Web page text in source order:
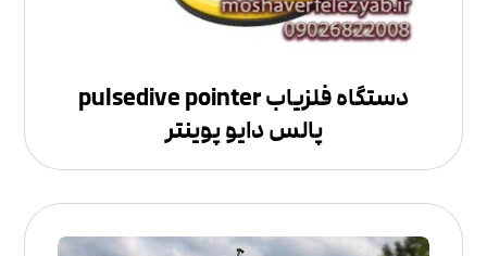
دستگاه فلزیاب pulsedive pointer
پالس دایو پوینتر